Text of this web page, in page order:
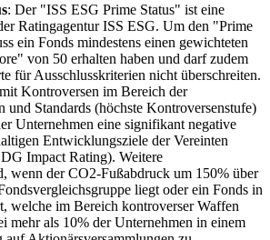
: Der "ISS ESG Prime Status" ist eine
Ratingagentur ISS ESG. Um den "Prime
ein Fonds mindestens einen gewichteten
von 50 erhalten haben und darf zudem
für Ausschlusskriterien nicht überschreiten.
Kontroversen im Bereich der
und Standards (höchste Kontroversenstufe)
Unternehmen eine signifikant negative
Entwicklungsziele der Vereinten
Impact Rating). Weitere
wenn der CO2-Fußabdruck um 150% über
liegt oder ein Fonds in
welche im Bereich kontroverser Waffen
mehr als 10% der Unternehmen in einem